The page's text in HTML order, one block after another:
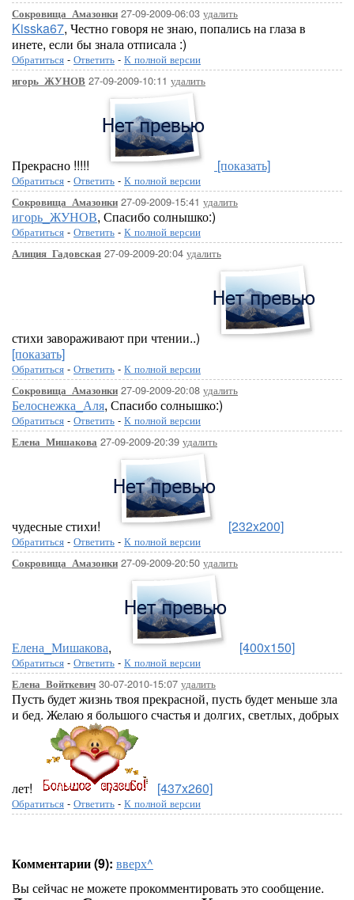
Сокровища_Амазонки 27-09-2009-06:03 удалить
Kisska67, Честно говоря не знаю, попались на глаза в
инете, если бы знала отписала :)
Обратиться - Ответить - К полной версии
игорь_ЖУНОВ 27-09-2009-10:11 удалить
Прекрасно !!!!! [показать]
Обратиться - Ответить - К полной версии
Сокровища_Амазонки 27-09-2009-15:41 удалить
игорь_ЖУНОВ, Спасибо солнышко:)
Обратиться - Ответить - К полной версии
Алиция_Гадовская 27-09-2009-20:04 удалить
стихи завораживают при чтении..)
[показать]
Обратиться - Ответить - К полной версии
Сокровища_Амазонки 27-09-2009-20:08 удалить
Белоснежка_Аля, Спасибо солнышко:)
Обратиться - Ответить - К полной версии
Елена_Мишакова 27-09-2009-20:39 удалить
чудесные стихи! [232x200]
Обратиться - Ответить - К полной версии
Сокровища_Амазонки 27-09-2009-20:50 удалить
Елена_Мишакова, [400x150]
Обратиться - Ответить - К полной версии
Елена_Войткевич 30-07-2010-15:07 удалить
Пусть будет жизнь твоя прекрасной, пусть будет меньше зла
и бед. Желаю я большого счастья и долгих, светлых, добрых
лет! [437x260]
Обратиться - Ответить - К полной версии
Комментарии (9): вверх^
Вы сейчас не можете прокомментировать это сообщение.